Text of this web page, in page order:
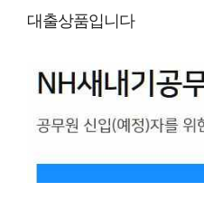
대출상품입니다